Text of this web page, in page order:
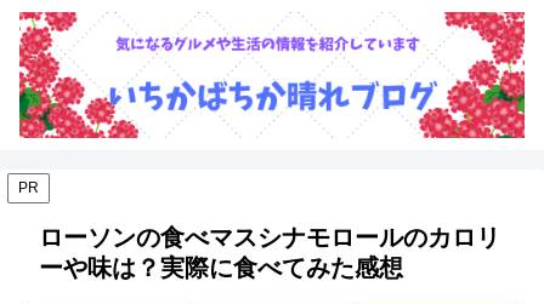
PR
ローソンの食べマスシナモロールのカロリ
ーや味は？実際に食べてみた感想